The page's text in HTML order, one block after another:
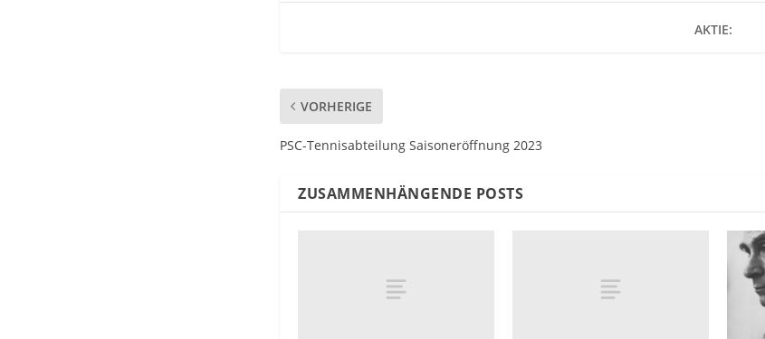
AKTIE:
VORHERIGE
PSC-Tennisabteilung Saisoneröffnung 2023
ZUSAMMENHÄNGENDE POSTS